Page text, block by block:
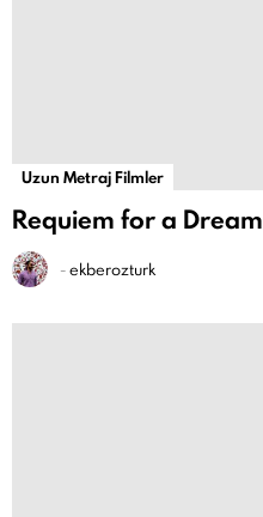
Uzun Metraj Filmler
Requiem for a Dream
-ekberozturk